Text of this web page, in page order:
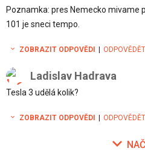
Poznamka: pres Nemecko
101 je sneci tempo.
ZOBRAZIT ODPOVĚDI ODPOVĚDĚT
Ladislav Hadrava
Tesla 3 udělá kolik?
ZOBRAZIT ODPOVĚDI ODPOVĚDĚT